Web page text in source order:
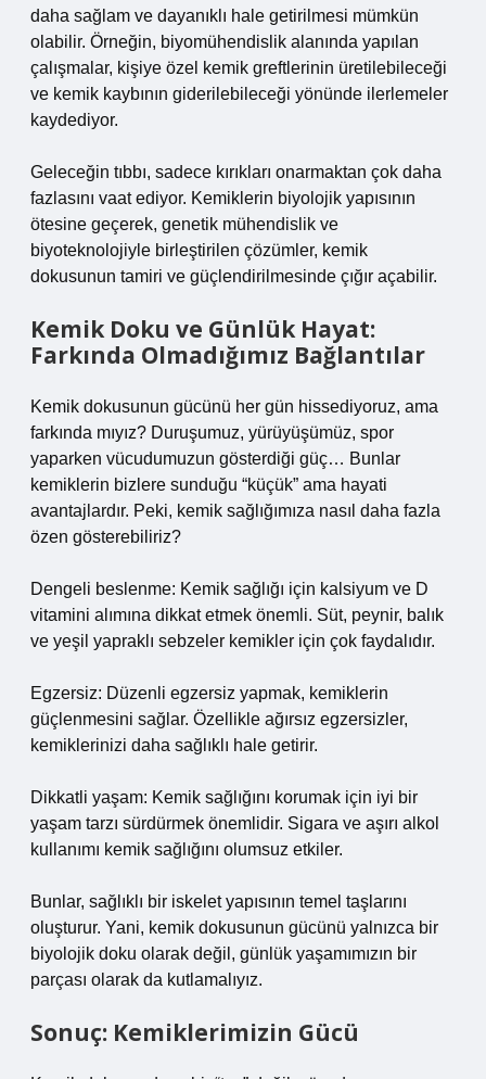
daha sağlam ve dayanıklı hale getirilmesi mümkün
olabilir. Örneğin, biyomühendislik alanında yapılan
çalışmalar, kişiye özel kemik greftlerinin üretilebileceği
ve kemik kaybının giderilebileceği yönünde ilerlemeler
kaydediyor.
Geleceğin tıbbı, sadece kırıkları onarmaktan çok daha
fazlasını vaat ediyor. Kemiklerin biyolojik yapısının
ötesine geçerek, genetik mühendislik ve
biyoteknolojiyle birleştirilen çözümler, kemik
dokusunun tamiri ve güçlendirilmesinde çığır açabilir.
Kemik Doku ve Günlük Hayat:
Farkında Olmadığımız Bağlantılar
Kemik dokusunun gücünü her gün hissediyoruz, ama
farkında mıyız? Duruşumuz, yürüyüşümüz, spor
yaparken vücudumuzun gösterdiği güç… Bunlar
kemiklerin bizlere sunduğu “küçük” ama hayati
avantajlardır. Peki, kemik sağlığımıza nasıl daha fazla
özen gösterebiliriz?
Dengeli beslenme: Kemik sağlığı için kalsiyum ve D
vitamini alımına dikkat etmek önemli. Süt, peynir, balık
ve yeşil yapraklı sebzeler kemikler için çok faydalıdır.
Egzersiz: Düzenli egzersiz yapmak, kemiklerin
güçlenmesini sağlar. Özellikle ağırsız egzersizler,
kemiklerinizi daha sağlıklı hale getirir.
Dikkatli yaşam: Kemik sağlığını korumak için iyi bir
yaşam tarzı sürdürmek önemlidir. Sigara ve aşırı alkol
kullanımı kemik sağlığını olumsuz etkiler.
Bunlar, sağlıklı bir iskelet yapısının temel taşlarını
oluşturur. Yani, kemik dokusunun gücünü yalnızca bir
biyolojik doku olarak değil, günlük yaşamımızın bir
parçası olarak da kutlamalıyız.
Sonuç: Kemiklerimizin Gücü